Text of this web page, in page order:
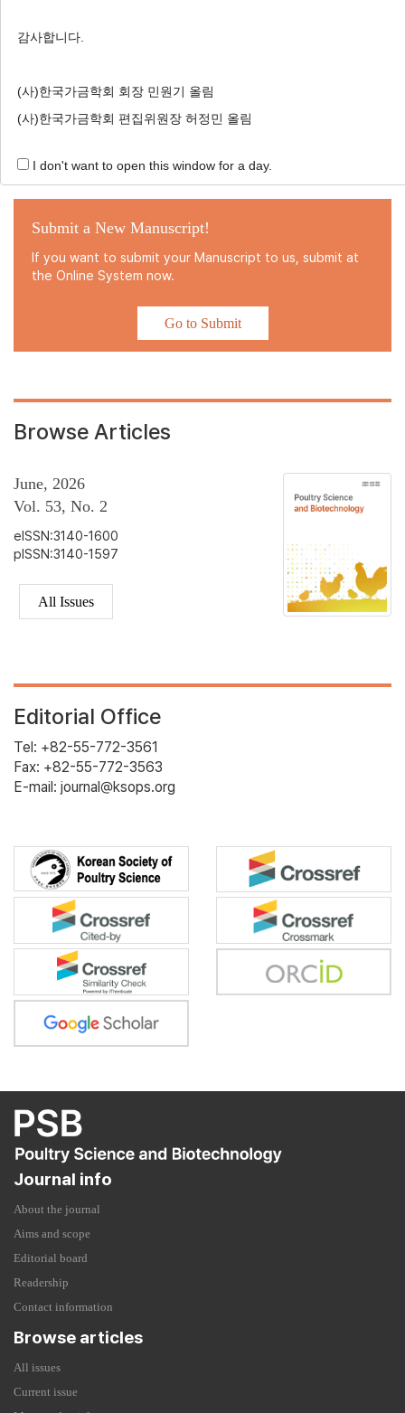
Online Submission
Submit a New Manuscript!
If you want to submit your Manuscript to us, submit at
the Online System now.
Go to Submit
Browse Articles
June, 2026
Vol. 53, No. 2
eISSN:3140-1600
pISSN:3140-1597
All Issues
Editorial Office
Tel: +82-55-772-3561
Fax: +82-55-772-3563
E-mail: journal@ksops.org
Journal info
About the journal
Aims and scope
Editorial board
Readership
Contact information
Browse articles
All issues
Current issue
감사합니다.
(사)한국가금학회 회장 민원기 올림
(사)한국가금학회 편집위원장 허정민 올림
I don't want to open this window for a day.